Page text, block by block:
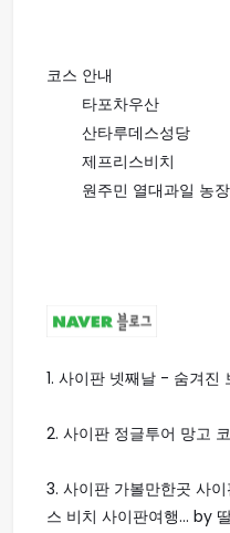
코스 안내
타포차우산
산타루데스성당
제프리스비치
원주민 열대과일 농장
1. 사이판 넷째날 - 숨겨진
2. 사이판 정글투어 망고
3. 사이판 가볼만한곳 사
스 비치 사이판여행... by